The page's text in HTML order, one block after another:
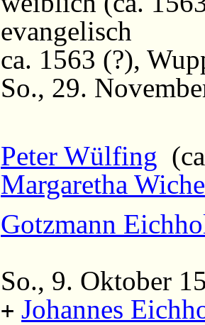
evangelisch
ca. 1563 (?),
So., 29.
Peter Wülfing
Margaretha
Gotzmann
So., 9. Oktober
+ Johannes